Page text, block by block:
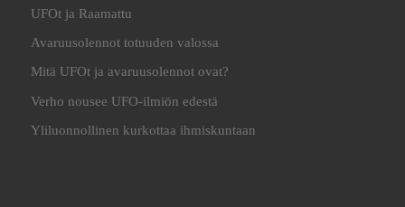
UFOt ja Raamattu
Avaruusolennot totuuden valossa
Mitä UFOt ja avaruusolennot ovat?
Verho nousee UFO-ilmiön edestä
Yliluonnollinen kurkottaa ihmiskuntaan